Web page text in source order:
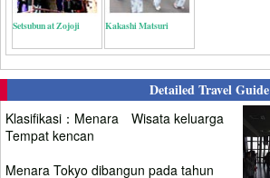
Setsubun at Zojoji Kakashi Matsuri
Detailed Travel Guide
Klasifikasi：Menara Wisata keluarga
Tempat kencan
Menara Tokyo dibangun pada tahun